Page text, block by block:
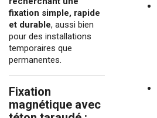
fixation simple, rapide
et durable, aussi bien
pour des installations
temporaires que
permanentes.
Fixation
magnétique avec